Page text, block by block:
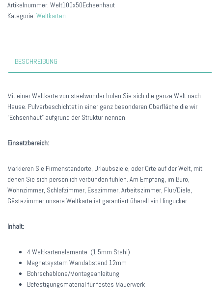
Artikelnummer: Welt100x50Echsenhaut
Kategorie: Weltkarten
BESCHREIBUNG
Mit einer Weltkarte von steelwonder holen Sie sich die ganze Welt nach
Hause. Pulverbeschichtet in einer ganz besonderen Oberfläche die wir
“Echsenhaut” aufgrund der Struktur nennen.
Einsatzbereich:
Markieren Sie Firmenstandorte, Urlaubsziele, oder Orte auf der Welt, mit
denen Sie sich persönlich verbunden fühlen. Am Empfang, im Büro,
Wohnzimmer, Schlafzimmer, Esszimmer, Arbeitszimmer, Flur/Diele,
Gästezimmer unsere Weltkarte ist garantiert überall ein Hingucker.
Inhalt:
4 Weltkartenelemente (1,5mm Stahl)
Magnetsystem Wandabstand 12mm
Bohrschablone/Montageanleitung
Befestigungsmaterial für festes Mauerwerk